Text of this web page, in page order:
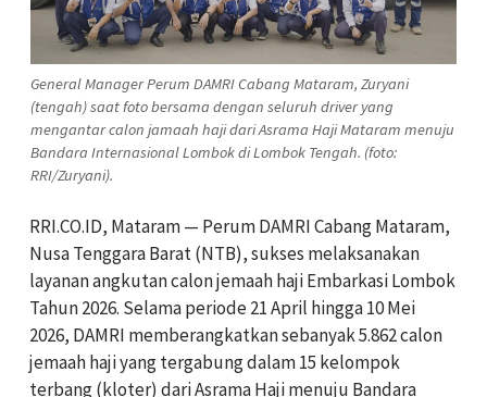
General Manager Perum DAMRI Cabang Mataram, Zuryani
(tengah) saat foto bersama dengan seluruh driver yang
mengantar calon jamaah haji dari Asrama Haji Mataram menuju
Bandara Internasional Lombok di Lombok Tengah. (foto:
RRI/Zuryani).
RRI.CO.ID, Mataram — Perum DAMRI Cabang Mataram,
Nusa Tenggara Barat (NTB), sukses melaksanakan
layanan angkutan calon jemaah haji Embarkasi Lombok
Tahun 2026. Selama periode 21 April hingga 10 Mei
2026, DAMRI memberangkatkan sebanyak 5.862 calon
jemaah haji yang tergabung dalam 15 kelompok
terbang (kloter) dari Asrama Haji menuju Bandara